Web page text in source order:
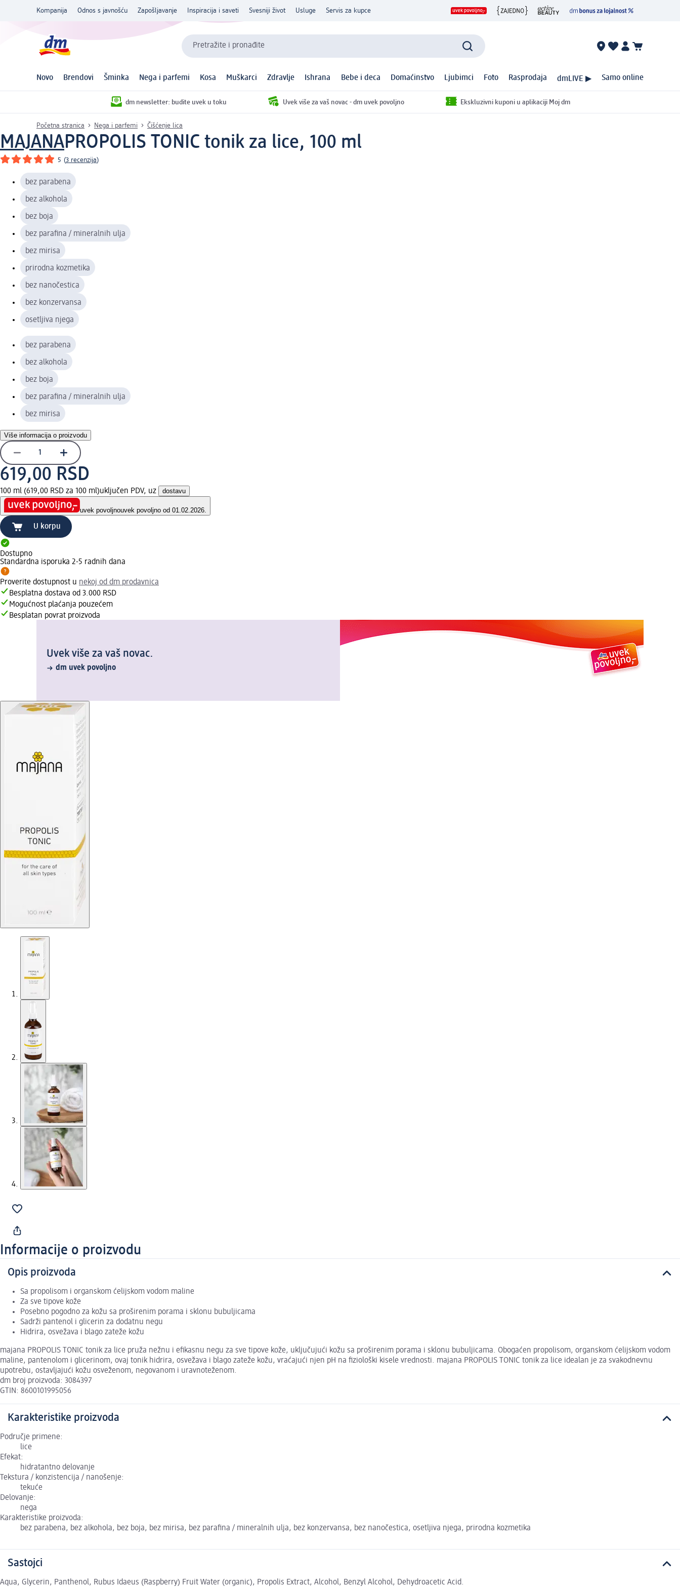
Kompanija Odnos s javnošću Zapošljavanje Inspiracija i saveti Svesniji život Usluge Servis za kupce
Pretražite i pronađite
Novo Brendovi Šminka Nega i parfemi Kosa Muškarci Zdravlje Ishrana Bebe i deca Domaćinstvo Ljubimci Foto Rasprodaja dmLIVE ▶ Samo online
dm newsletter: budite uvek u toku Uvek više za vaš novac - dm uvek povoljno Ekskluzivni kuponi u aplikaciji Moj dm
Početna stranica Nega i parfemi Čišćenje lica
MAJANAPROPOLIS TONIC tonik za lice, 100 ml
5 (3 recenzija)
bez parabena
bez alkohola
bez boja
bez parafina / mineralnih ulja
bez mirisa
prirodna kozmetika
bez nanočestica
bez konzervansa
osetljiva njega
bez parabena
bez alkohola
bez boja
bez parafina / mineralnih ulja
bez mirisa
Više informacija o proizvodu
619,00 RSD
100 ml (619,00 RSD za 100 ml)uključen PDV, uz dostavu
uvek povoljnouvek povoljno od 01.02.2026.
U korpu
Dostupno
Standardna isporuka 2-5 radnih dana
Proverite dostupnost u nekoj od dm prodavnica
Besplatna dostava od 3.000 RSD
Mogućnost plaćanja pouzećem
Besplatan povrat proizvoda
Uvek više za vaš novac.
dm uvek povoljno
Informacije o proizvodu
Opis proizvoda
Sa propolisom i organskom ćelijskom vodom maline
Za sve tipove kože
Posebno pogodno za kožu sa proširenim porama i sklonu bubuljicama
Sadrži pantenol i glicerin za dodatnu negu
Hidrira, osvežava i blago zateže kožu
majana PROPOLIS TONIC tonik za lice pruža nežnu i efikasnu negu za sve tipove kože, uključujući kožu sa proširenim porama i sklonu bubuljicama. Obogaćen propolisom, organskom ćelijskom vodom
maline, pantenolom i glicerinom, ovaj tonik hidrira, osvežava i blago zateže kožu, vraćajući njen pH na fiziološki kisele vrednosti. majana PROPOLIS TONIC tonik za lice idealan je za svakodnevnu
upotrebu, ostavljajući kožu osveženom, negovanom i uravnoteženom.
dm broj proizvoda: 3084397
GTIN: 8600101995056
Karakteristike proizvoda
Područje primene:
lice
Efekat:
hidratantno delovanje
Tekstura / konzistencija / nanošenje:
tekuće
Delovanje:
nega
Karakteristike proizvoda:
bez parabena, bez alkohola, bez boja, bez mirisa, bez parafina / mineralnih ulja, bez konzervansa, bez nanočestica, osetljiva njega, prirodna kozmetika
Sastojci
Aqua, Glycerin, Panthenol, Rubus Idaeus (Raspberry) Fruit Water (organic), Propolis Extract, Alcohol, Benzyl Alcohol, Dehydroacetic Acid.